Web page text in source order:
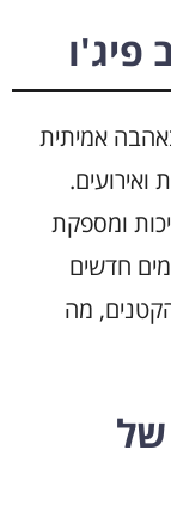
פיג'ו
אמיתית
ומספקת
חדשים
מה
של